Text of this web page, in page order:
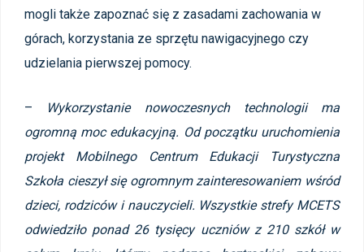
mogli także zapoznać się z zasadami zachowania w
górach, korzystania ze sprzętu nawigacyjnego czy
udzielania pierwszej pomocy.
–
Wykorzystanie nowoczesnych technologii ma
ogromną moc edukacyjną. Od początku uruchomienia
projekt Mobilnego Centrum Edukacji Turystyczna
Szkoła cieszył się ogromnym zainteresowaniem wśród
dzieci, rodziców i nauczycieli. Wszystkie strefy MCETS
odwiedziło ponad 26 tysięcy uczniów z 210 szkół w